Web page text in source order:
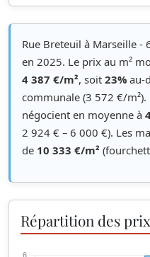
Rue Breteuil à Marseille -
en 2025. Le prix au m²
4 387 €/m², soit 23% au-
communale (3 572 €/
négocient en moyenne à
2 924 € – 6 000 €). Les
de 10 333 €/m²
Répartition des